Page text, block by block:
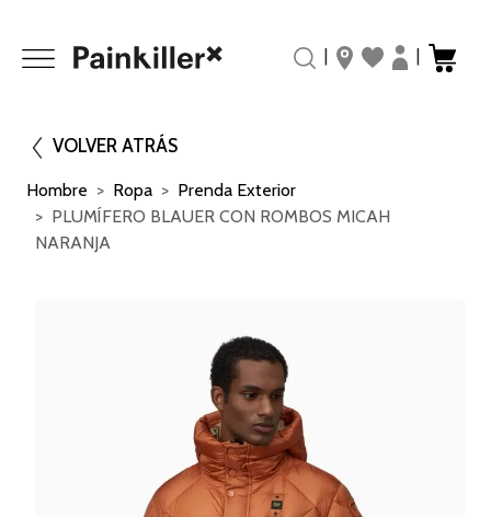
VOLVER ATRÁS
Hombre Ropa
Prenda Exterior
PLUMÍFERO BLAUER CON ROMBOS MICAH
NARANJA